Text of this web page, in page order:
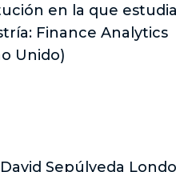
en la que
Finance Analytics
Unido)
Sepúlveda